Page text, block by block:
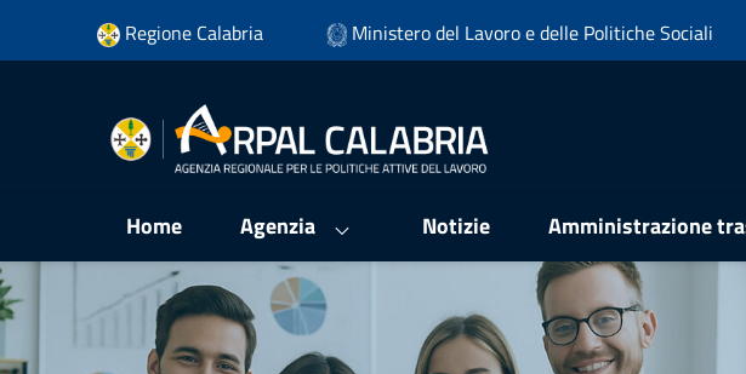
Vai ai contenuti
Vai al menu di navigazione
Regione Calabria Ministero del Lavoro e delle Politiche Sociali
Home Agenzia Notizie Amministrazione